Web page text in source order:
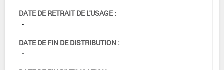
DATE DE RETRAIT DE L'USAGE :
-
DATE DE FIN DE DISTRIBUTION :
-